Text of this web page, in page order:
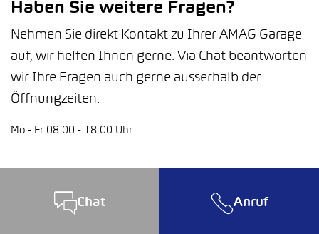
Haben Sie weitere Fragen?
Nehmen Sie direkt Kontakt zu Ihrer AMAG Garage
auf, wir helfen Ihnen gerne. Via Chat beantworten
wir Ihre Fragen auch gerne ausserhalb der
Öffnungzeiten.
Mo - Fr 08.00 - 18.00 Uhr
Chat Anruf